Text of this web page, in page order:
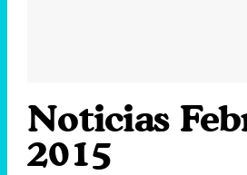
Noticias
2015